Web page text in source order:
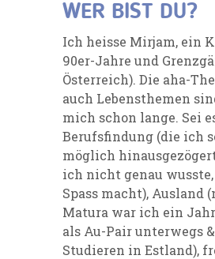
WER BIST DU?
Ich heisse Mirjam, ein
90er-Jahre und
Österreich). Die aha-
auch Lebensthemen
mich schon lange. Sei
Berufsfindung (die ich
möglich
ich nicht genau
Spass macht), Ausland
Matura war ich ein
als Au-Pair unterwegs
Studieren in Estland),